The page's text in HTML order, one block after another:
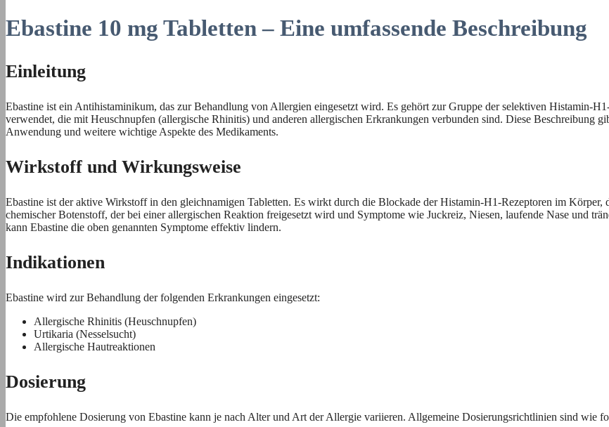
Ebastine 10 mg Tabletten – Eine umfassende Beschreibung
Einleitung
Ebastine ist ein Antihistaminikum, das zur Behandlung von Allergien eingesetzt wird. Es gehört zur Gruppe der selektiven Histamin-
verwendet, die mit Heuschnupfen (allergische Rhinitis) und anderen allergischen Erkrankungen verbunden sind. Diese Beschreibung
Anwendung und weitere wichtige Aspekte des Medikaments.
Wirkstoff und Wirkungsweise
Ebastine ist der aktive Wirkstoff in den gleichnamigen Tabletten. Es wirkt durch die Blockade der Histamin-H1-Rezeptoren im
chemischer Botenstoff, der bei einer allergischen Reaktion freigesetzt wird und Symptome wie Juckreiz, Niesen, laufende Nase und
kann Ebastine die oben genannten Symptome effektiv lindern.
Indikationen
Ebastine wird zur Behandlung der folgenden Erkrankungen eingesetzt:
Allergische Rhinitis (Heuschnupfen)
Urtikaria (Nesselsucht)
Allergische Hautreaktionen
Dosierung
Die empfohlene Dosierung von Ebastine kann je nach Alter und Art der Allergie variieren. Allgemeine Dosierungsrichtlinien sind wie